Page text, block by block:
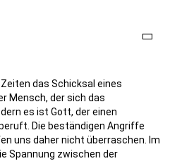
das Schicksal eines
Mensch, der sich das
es ist Gott, der einen
Die beständigen Angriffe
uns daher nicht überraschen. Im
Spannung zwischen der